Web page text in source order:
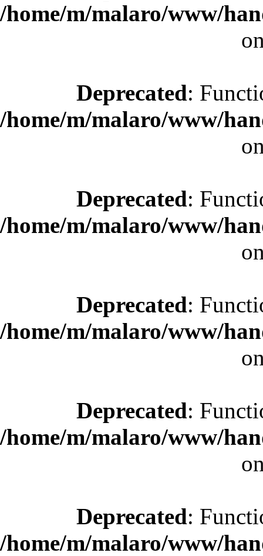
/home/m/malaro/www/
Deprecated:
/home/m/malaro/www/
Deprecated:
/home/m/malaro/www/
Deprecated:
/home/m/malaro/www/
Deprecated:
/home/m/malaro/www/
Deprecated:
/home/m/malaro/www/